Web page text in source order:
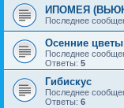
ИПОМЕЯ
Последнее
Осенние цветы
Последнее
Ответы: 5
Гибискус
Последнее
Ответы: 6